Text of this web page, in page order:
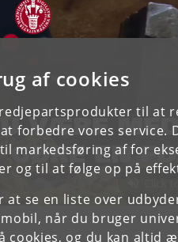
af cookies
til at
forbedre vores service.
markedsføring af for
og til at følge op på
at se en liste over
når du bruger
cookies, og du kan altid